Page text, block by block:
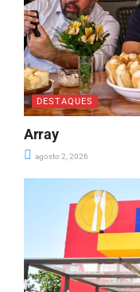
DESTAQUES
Array
agosto 2, 2026